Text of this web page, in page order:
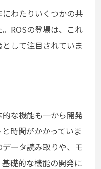
わたりいくつかの共
ROSの登場は、これ
して注目されていま
な機能も一から開発
時間がかかっていま
ータ読み取りや、モ
礎的な機能の開発に